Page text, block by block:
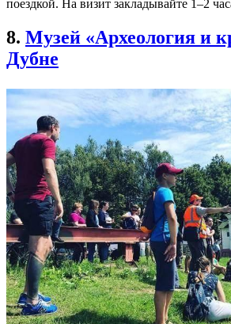
поездкой. На визит закладывайте 1–2
8. Музей «Археология и
Дубне